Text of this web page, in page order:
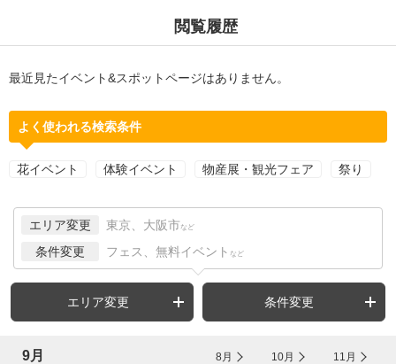
閲覧履歴
最近見たイベント&スポットページはありません。
よく使われる検索条件
花イベント 体験イベント 物産展・観光フェア 祭り
エリア変更 東京、大阪市 など
条件変更 フェス、無料イベント など
エリア変更 条件変更
9月 8月 10月 11月